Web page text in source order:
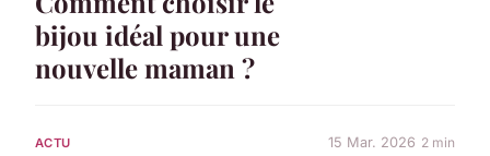
bijou idéal pour une
nouvelle maman ?
ACTU 15 Mar. 2026 2 min